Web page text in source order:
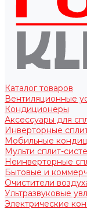
Каталог товаров
Вентиляционные
Кондиционеры
Аксессуары для
Инверторные
Мобильные
Мульти сплит-
Неинверторные
Бытовые и
Очистители
Ультразвуковые
Электрические